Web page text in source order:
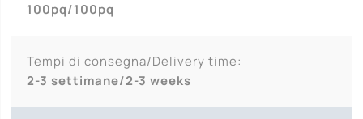
100pq/100pq
Tempi di consegna/Delivery time:
2-3 settimane/2-3 weeks